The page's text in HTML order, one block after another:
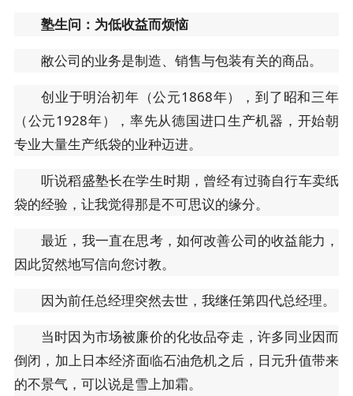
塾生问：为低收益而烦恼
敝公司的业务是制造、销售与包装有关的商品。
创业于明治初年（公元1868年），到了昭和三年
（公元1928年），率先从德国进口生产机器，开始朝
专业大量生产纸袋的业种迈进。
听说稻盛塾长在学生时期，曾经有过骑自行车卖纸
袋的经验，让我觉得那是不可思议的缘分。
最近，我一直在思考，如何改善公司的收益能力，
因此贸然地写信向您讨教。
因为前任总经理突然去世，我继任第四代总经理。
当时因为市场被廉价的化妆品夺走，许多同业因而
倒闭，加上日本经济面临石油危机之后，日元升值带来
的不景气，可以说是雪上加霜。